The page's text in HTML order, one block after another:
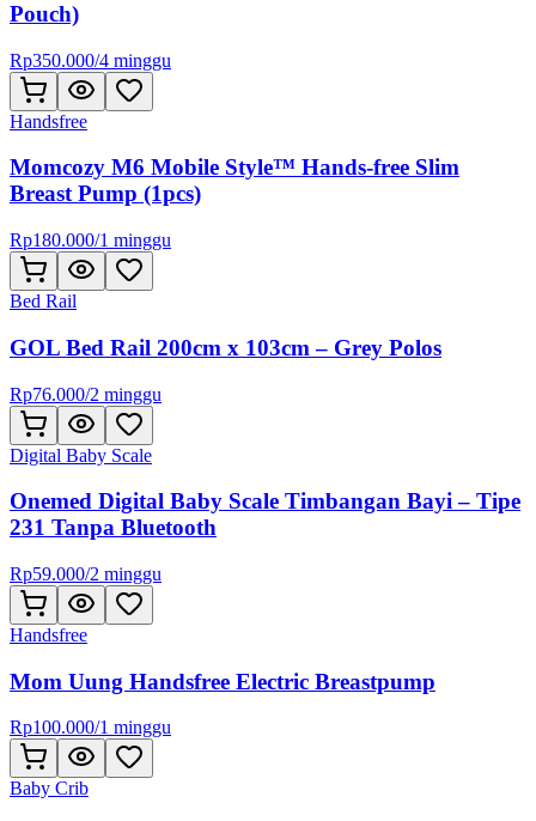
Pouch)
Rp350.000/4 minggu
Handsfree
Momcozy M6 Mobile Style™ Hands-free Slim
Breast Pump (1pcs)
Rp180.000/1 minggu
Bed Rail
GOL Bed Rail 200cm x 103cm – Grey Polos
Rp76.000/2 minggu
Digital Baby Scale
Onemed Digital Baby Scale Timbangan Bayi – Tipe
231 Tanpa Bluetooth
Rp59.000/2 minggu
Handsfree
Mom Uung Handsfree Electric Breastpump
Rp100.000/1 minggu
Baby Crib